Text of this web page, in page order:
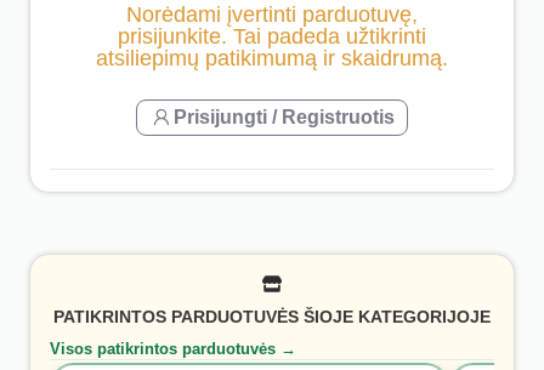
Norėdami įvertinti parduotuvę,
prisijunkite. Tai padeda užtikrinti
atsiliepimų patikimumą ir skaidrumą.
Prisijungti / Registruotis
PATIKRINTOS PARDUOTUVĖS ŠIOJE KATEGORIJOJE
Visos patikrintos parduotuvės →